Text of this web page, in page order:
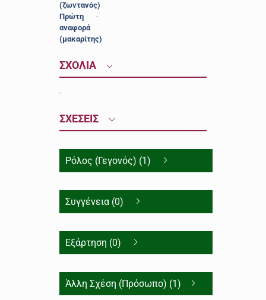
(ζωντανός)
Πρώτη
αναφορά
(μακαρίτης)
-
ΣΧΟΛΙΑ
-
ΣΧΕΣΕΙΣ
Ρόλος (Γεγονός) (1)
Συγγένεια (0)
Εξάρτηση (0)
Άλλη Σχέση (Πρόσωπο) (1)